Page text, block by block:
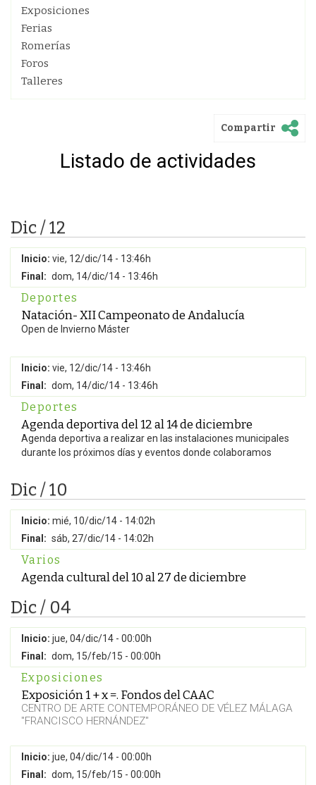
Exposiciones
Ferias
Romerías
Foros
Talleres
Compartir
Listado de actividades
Dic / 12
Inicio: vie, 12/dic/14 - 13:46h
Final: dom, 14/dic/14 - 13:46h
Deportes
Natación- XII Campeonato de Andalucía
Open de Invierno Máster
Inicio: vie, 12/dic/14 - 13:46h
Final: dom, 14/dic/14 - 13:46h
Deportes
Agenda deportiva del 12 al 14 de diciembre
Agenda deportiva a realizar en las instalaciones municipales
durante los próximos días y eventos donde colaboramos
Dic / 10
Inicio: mié, 10/dic/14 - 14:02h
Final: sáb, 27/dic/14 - 14:02h
Varios
Agenda cultural del 10 al 27 de diciembre
Dic / 04
Inicio: jue, 04/dic/14 - 00:00h
Final: dom, 15/feb/15 - 00:00h
Exposiciones
Exposición 1 + x =. Fondos del CAAC
CENTRO DE ARTE CONTEMPORÁNEO DE VÉLEZ MÁLAGA
"FRANCISCO HERNÁNDEZ"
Inicio: jue, 04/dic/14 - 00:00h
Final: dom, 15/feb/15 - 00:00h